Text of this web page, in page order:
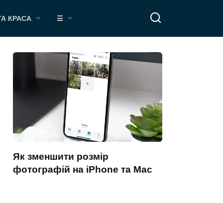
КРАСА ☰
Як зменшити розмір
фотографій на iPhone та Mac